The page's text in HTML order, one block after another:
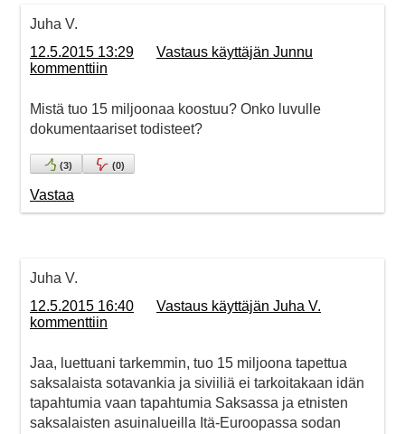
Juha V.
12.5.2015 13:29
Vastaus käyttäjän Junnu
kommenttiin
Mistä tuo 15 miljoonaa koostuu? Onko luvulle
dokumentaariset todisteet?
(3) (0)
Vastaa
Juha V.
12.5.2015 16:40
Vastaus käyttäjän Juha V.
kommenttiin
Jaa, luettuani tarkemmin, tuo 15 miljoona tapettua
saksalaista sotavankia ja siviiliä ei tarkoitakaan idän
tapahtumia vaan tapahtumia Saksassa ja etnisten
saksalaisten asuinalueilla Itä-Euroopassa sodan